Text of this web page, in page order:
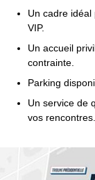
Un cadre
VIP.
Un accueil
contrainte.
Parking
Un service de
vos rencontres.